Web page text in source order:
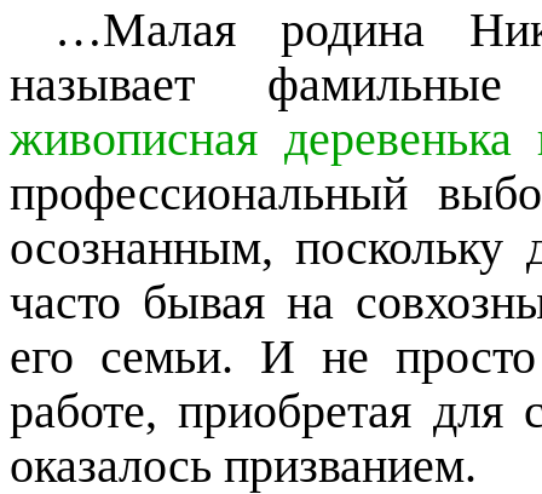
…Малая родина
называет
живописная
профессиональный
осознанным, поскольку
часто бывая на
его семьи. И не
работе, приобретая
оказалось призванием.